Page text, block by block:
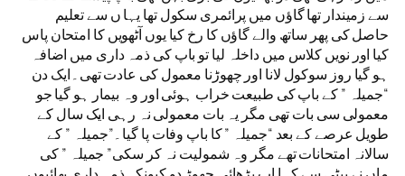
سے زمیندار تھا گاﺅں میں پرائمری سکول تھا یہا ں سے تعلیم
حاصل کی پھر ساتھ والے گاﺅں کا رخ کیا یوں آٹھویں کا امتحان پاس
کیا اور نویں کلاس میں داخلہ لیا تو باپ کی ذمہ داری میں اضافہ
ہو گیا روز سوکول لانا اور چھوڑنا معمول کی عادت تھی۔ایک دن
“جمیلہ ” کے باپ کی طبیعت خراب ہوئی اور وہ بیمار ہو گیا جو
معمولی سی بات تھی مگر یہ بات معمولی نہ رہی ایک سال کے
طویل عرصے کے بعد “جمیلہ ” کا باپ وفات پا گیا۔”جمیلہ ” کے
سالانہ امتحانات تھے مگر وہ شمولیت نہ کر سکی” جمیلہ ” کی